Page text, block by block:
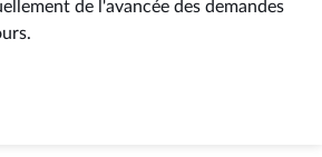
de l'avancée des demandes